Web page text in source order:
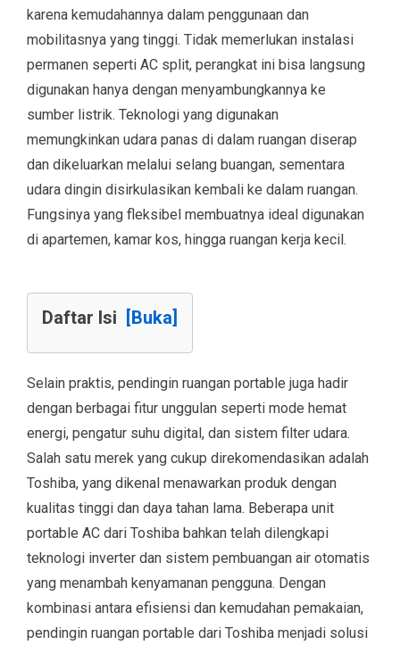
karena kemudahannya dalam penggunaan dan
mobilitasnya yang tinggi. Tidak memerlukan instalasi
permanen seperti AC split, perangkat ini bisa langsung
digunakan hanya dengan menyambungkannya ke
sumber listrik. Teknologi yang digunakan
memungkinkan udara panas di dalam ruangan diserap
dan dikeluarkan melalui selang buangan, sementara
udara dingin disirkulasikan kembali ke dalam ruangan.
Fungsinya yang fleksibel membuatnya ideal digunakan
di apartemen, kamar kos, hingga ruangan kerja kecil.
Daftar Isi [Buka]
Selain praktis, pendingin ruangan portable juga hadir
dengan berbagai fitur unggulan seperti mode hemat
energi, pengatur suhu digital, dan sistem filter udara.
Salah satu merek yang cukup direkomendasikan adalah
Toshiba, yang dikenal menawarkan produk dengan
kualitas tinggi dan daya tahan lama. Beberapa unit
portable AC dari Toshiba bahkan telah dilengkapi
teknologi inverter dan sistem pembuangan air otomatis
yang menambah kenyamanan pengguna. Dengan
kombinasi antara efisiensi dan kemudahan pemakaian,
pendingin ruangan portable dari Toshiba menjadi solusi